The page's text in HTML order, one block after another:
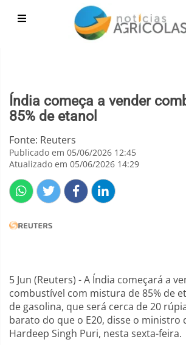
Índia começa a vender
85% de etanol
Fonte: Reuters
Publicado em 05/06/2026 12:45
Atualizado em 05/06/2026 14:29
5 Jun (Reuters) - A Índia começará a
combustível com mistura de 85% de
de gasolina, que será cerca de 20
barato do que o E20, disse o ministro
Hardeep Singh Puri, nesta sexta-feira.